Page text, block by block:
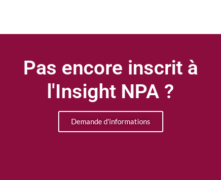
Pas encore inscrit à
l'Insight NPA ?
Demande d'informations